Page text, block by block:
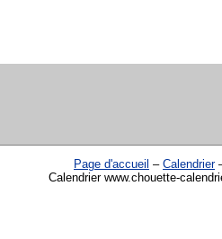
Page d'accueil – Calendrier
Calendrier www.chouette-